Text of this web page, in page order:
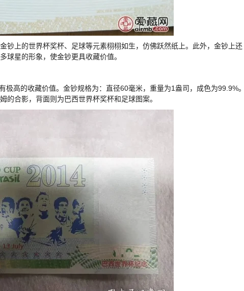
钞上的世界杯奖杯、足球等元素栩栩如生，仿佛跃然纸上。此外，金钞上还
球星的形象，使金钞更具收藏价值。
高的收藏价值。金钞规格为：直径60毫米，重量为1盎司，成色为99.9%。
的合影，背面则为巴西世界杯奖杯和足球图案。